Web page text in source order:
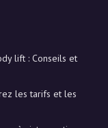
lift : Conseils et
les tarifs et les